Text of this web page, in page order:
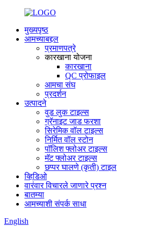
मुख्यपृष्ठ
आमच्याबद्दल
प्रमाणपत्रे
कारखाना योजना
कारखाना
QC प्रोफाइल
आमचा संघ
प्रदर्शन
उत्पादने
वुड लुक टाइल्स
ग्रॅनाइट जाड फरशा
सिरेमिक वॉल टाइल्स
निर्मित वॉल स्टोन
पॉलिश फ्लोअर टाइल्स
मॅट फ्लोअर टाइल्स
छप्पर घालणे (कृती) टाइल
व्हिडिओ
वारंवार विचारले जाणारे प्रश्न
बातम्या
आमच्याशी संपर्क साधा
English